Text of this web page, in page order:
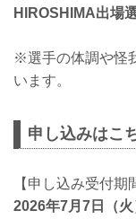
HIROSHIMA出場
※選手の体調や怪
います。
申し込みはこ
【申し込み受付期
2026年7月7日（